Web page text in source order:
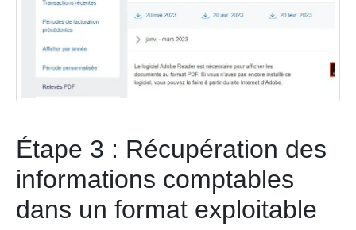
Étape 3 : Récupération des
informations comptables
dans un format exploitable